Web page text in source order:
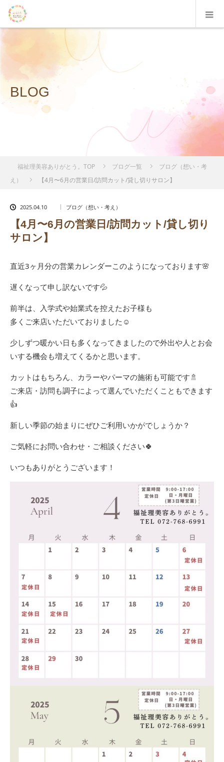
BLOG
福祉理美容ありがとう。TOP ブログ一覧
ブログ（想い・考
え）
【4月〜6月の営業日/訪問カット/貸し切りサロン】
2025.04.10 ブログ（想い・考え）
【4月〜6月の営業日/訪問カット/貸し切り
サロン】
直近3ヶ月分の営業カレンダーこのようになっております🌸
遅くなって申し訳ないです💦
前半は、入学式や始業式を控えたお子様も
多くご来店いただいておりました☺️
少しずつ暖かい日も多くなってきましたので外出や人とお会
いする機会も増えてくるかと思います。
カットはもちろん、カラーやパーマの施術も可能です🚿
ご来店・訪問も調子によって選んでいただくこともできます
👍
新しい季節の始まりにぜひご利用いかがでしょうか？
ご気軽にお問い合わせ・ご相談ください🍀
いつもありがとうございます！